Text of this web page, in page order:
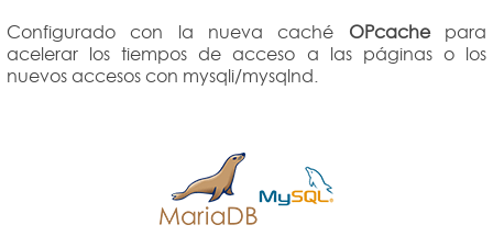
Configurado con la nueva caché OPcachepara
acelerar los tiempos de acceso a las páginas o los
nuevos accesos con mysqli/mysqlnd.